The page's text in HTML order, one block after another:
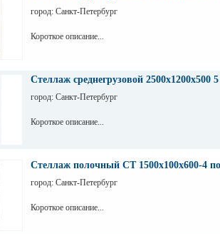
город: Санкт-Петербург
Короткое описание...
Стеллаж среднегрузовой 2500х1200х500
город: Санкт-Петербург
Короткое описание...
Стеллаж полочный СТ 1500х100х600-4
город: Санкт-Петербург
Короткое описание...